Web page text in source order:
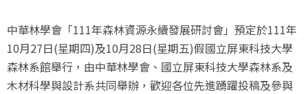
中華林學會「111年森林資源永續發展研討會」預定於111年
10月27日(星期四)及10月28日(星期五)假國立屏東科技大學
森林系館舉行，由中華林學會、國立屏東科技大學森林系及
木材科學與設計系共同舉辦，歡迎各位先進踴躍投稿及參與